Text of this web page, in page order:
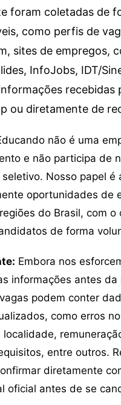
foram coletadas de
como perfis de
sites de empregos,
InfoJobs, IDT/
recebidas
ou diretamente de
não é uma
e não participa de
seletivo. Nosso papel é
oportunidades de
do Brasil, com o
de forma
Embora nos
informações antes da
podem conter
como erros
localidade,
entre outros.
diretamente
oficial antes de se